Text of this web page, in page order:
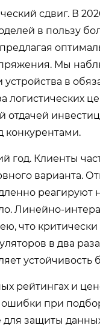
сдвиг. В
в пользу
Мы
в
отдачей
конкурентами.
год. Клиенты
варианта.
реагируют
Линейно-
что
в два
устойчивость
рейтингах и
при
защиты